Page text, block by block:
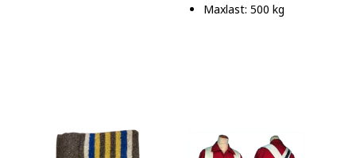
Maxlast: 500 kg